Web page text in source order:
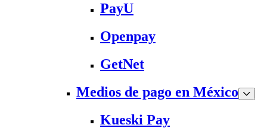
PayU
Openpay
GetNet
Medios de pago en México
Kueski Pay